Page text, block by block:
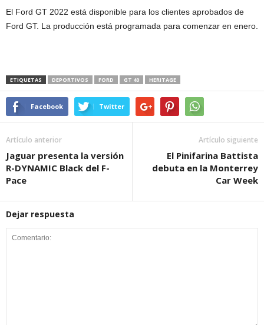
El Ford GT 2022 está disponible para los clientes aprobados de
Ford GT. La producción está programada para comenzar en enero.
ETIQUETAS DEPORTIVOS FORD GT 40 HERITAGE
Facebook Twitter
Artículo anterior
Jaguar presenta la versión
R-DYNAMIC Black del F-
Pace
Artículo siguiente
El Pinifarina Battista
debuta en la Monterrey
Car Week
Dejar respuesta